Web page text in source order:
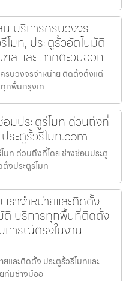
บริการครบวงจร
มท, ประตูรั้วอัตโนมัติ
และ ภาคตะวันออก
รบวงจรจำหน่าย ติดตั้งตั้งแต่
กพื้นกรุงเท
มประตูรีโมท ด่วนถึงที่
ระตูรั้วรีโมท.com
มท ด่วนถึงที่โดย ช่างซ่อมประตู
งประตูรีโมท
ราจำหน่ายและติดตั้ง
ติ บริการทุกพื้นที่ติดตั้ง
ารณ์ตรงในงาน
และติดตั้ง ประตูรั้วรีโมทและ
ทีมช่างมืออ